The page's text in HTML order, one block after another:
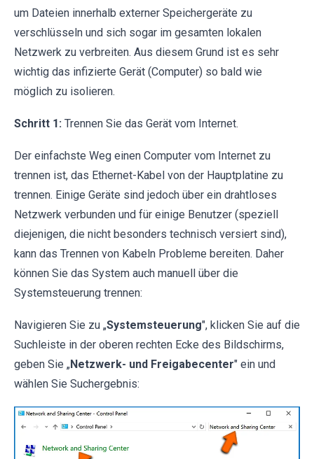
um Dateien innerhalb externer Speichergeräte zu
verschlüsseln und sich sogar im gesamten lokalen
Netzwerk zu verbreiten. Aus diesem Grund ist es sehr
wichtig das infizierte Gerät (Computer) so bald wie
möglich zu isolieren.
Schritt 1: Trennen Sie das Gerät vom Internet.
Der einfachste Weg einen Computer vom Internet zu
trennen ist, das Ethernet-Kabel von der Hauptplatine zu
trennen. Einige Geräte sind jedoch über ein drahtloses
Netzwerk verbunden und für einige Benutzer (speziell
diejenigen, die nicht besonders technisch versiert sind),
kann das Trennen von Kabeln Probleme bereiten. Daher
können Sie das System auch manuell über die
Systemsteuerung trennen:
Navigieren Sie zu „Systemsteuerung", klicken Sie auf die
Suchleiste in der oberen rechten Ecke des Bildschirms,
geben Sie „Netzwerk- und Freigabecenter" ein und
wählen Sie Suchergebnis: